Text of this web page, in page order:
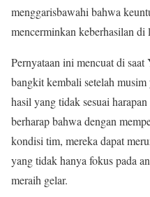
menggarisbawahi bahwa
mencerminkan keberhasilan di
Pernyataan ini mencuat di saat
bangkit kembali setelah
hasil yang tidak sesuai
berharap bahwa dengan
kondisi tim, mereka dapat
yang tidak hanya fokus pada
meraih gelar.